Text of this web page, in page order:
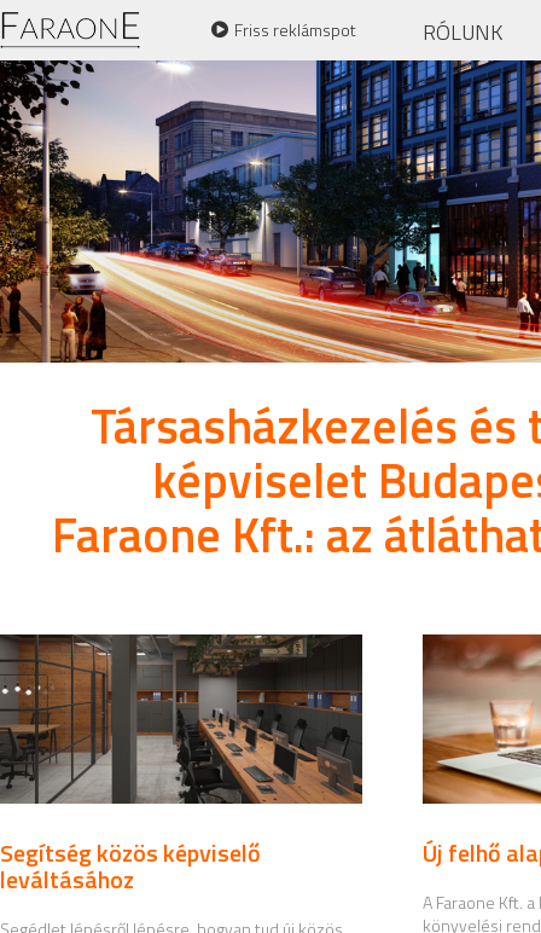
Friss reklámspot RÓLUNK
Társasházkezelés
képviselet
Faraone Kft.: az
Segítség közös képviselő
leváltásához
Új felhő
A Faraone Kft.
könyvelési